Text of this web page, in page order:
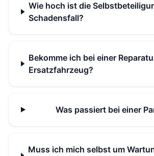
Wie hoch ist die
Schadensfall?
Bekomme ich bei einer
Ersatzfahrzeug?
Was passiert bei einer
Muss ich mich selbst um